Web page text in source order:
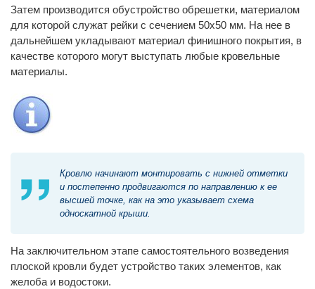
Затем производится обустройство обрешетки, материалом
для которой служат рейки с сечением 50х50 мм. На нее в
дальнейшем укладывают материал финишного покрытия, в
качестве которого могут выступать любые кровельные
материалы.
Кровлю начинают монтировать с нижней отметки
и постепенно продвигаются по направлению к ее
высшей точке, как на это указывает схема
односкатной крыши.
На заключительном этапе самостоятельного возведения
плоской кровли будет устройство таких элементов, как
желоба и водостоки.